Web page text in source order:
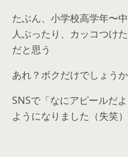
たぶん、小学校高学年〜
人ぶったり、カッコつけ
だと思う
あれ？ボクだけでしょう
SNSで「なにアピールだ
ようになりました（失笑）